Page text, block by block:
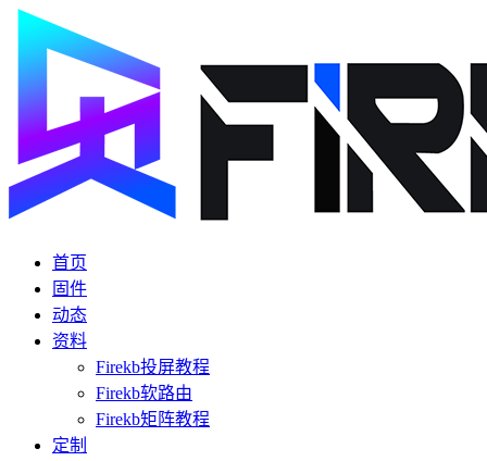
首页
固件
动态
资料
Firekb投屏教程
Firekb软路由
Firekb矩阵教程
定制